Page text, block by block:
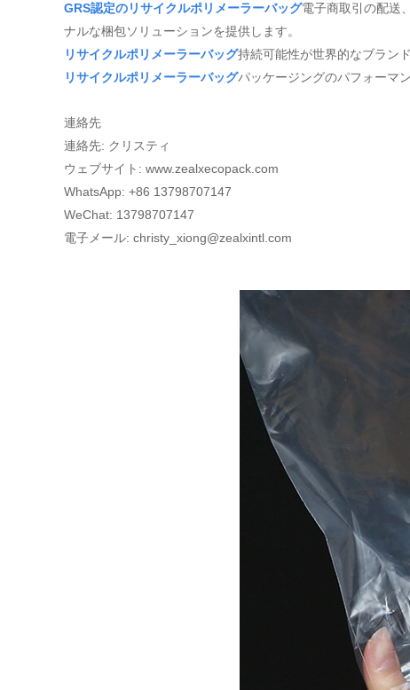
GRS認定のリサイクルポリメーラーバッグ電子商取引の配送
ナルな梱包ソリューションを提供します。
リサイクルポリメーラーバッグ持続可能性が世界的なブラン
リサイクルポリメーラーバッグパッケージングのパフォーマ
連絡先
連絡先: クリスティ
ウェブサイト: www.zealxecopack.com
WhatsApp: +86 13798707147
WeChat: 13798707147
電子メール: christy_xiong@zealxintl.com